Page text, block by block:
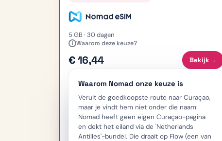
5 GB · 30 dagen
i Waarom deze keuze?
€ 16,44 Bekijk→
Waarom Nomad onze keuze is
Veruit de goedkoopste route naar Curaçao,
maar je vindt hem niet onder die naam:
Nomad heeft geen eigen Curaçao-pagina
en dekt het eiland via de 'Netherlands
Antilles'-bundel. Die draait op Flow (een van